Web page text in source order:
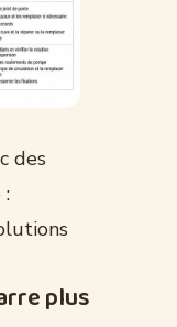
des
:
plus